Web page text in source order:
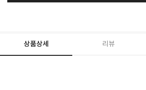
상품상세 리뷰